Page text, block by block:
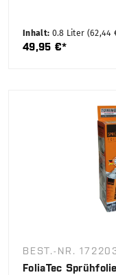
Inhalt: 0.8 Liter (62,44
49,95 €*
BEST.-NR.
FoliaTec